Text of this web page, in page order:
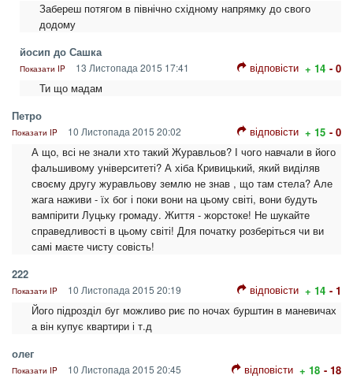
Забереш потягом в північно східному напрямку до свого
додому
йосип до Сашка
Показати IP 13 Листопада 2015 17:41 відповісти + 14 - 0
Ти що мадам
Петро
Показати IP 10 Листопада 2015 20:02 відповісти + 15 - 0
А що, всі не знали хто такий Журавльов? І чого навчали в його
фальшивому університеті? А хіба Кривицький, який виділяв
своєму другу журавльову землю не знав , що там стела? Але
жага наживи - їх бог і поки вони на цьому світі, вони будуть
вампірити Луцьку громаду. Життя - жорстоке! Не шукайте
справедливості в цьому світі! Для початку розберіться чи ви
самі маєте чисту совість!
222
Показати IP 10 Листопада 2015 20:19 відповісти + 14 - 1
Його підрозділ буг можливо риє по ночах бурштин в маневичах
а він купує квартири і т.д
олег
Показати IP 10 Листопада 2015 20:45 відповісти + 18 - 18